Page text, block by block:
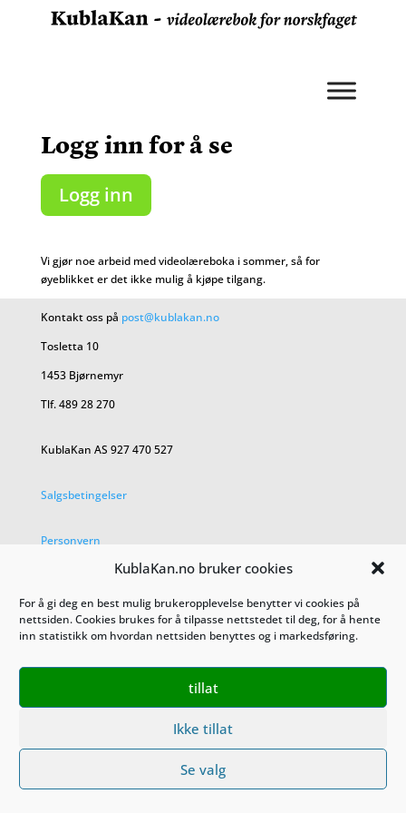
KublaKan.no bruker cookies
For å gi deg en best mulig brukeropplevelse benytter vi cookies på
nettsiden. Cookies brukes for å tilpasse nettstedet til deg, for å hente
inn statistikk om hvordan nettsiden benyttes og i markedsføring.
tillat
Ikke tillat
Se valg
Logg inn for å se
Logg inn
Vi gjør noe arbeid med videolæreboka i sommer, så for
øyeblikket er det ikke mulig å kjøpe tilgang.
Kontakt oss på post@kublakan.no
Tosletta 10
1453 Bjørnemyr
Tlf. 489 28 270
KublaKan AS 927 470 527
Salgsbetingelser
Personvern